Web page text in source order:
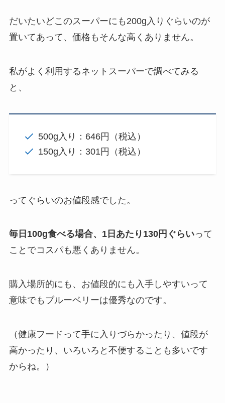
だいたいどこのスーパーにも200g入りぐらいのが
置いてあって、価格もそんな高くありません。
私がよく利用するネットスーパーで調べてみる
と、
500g入り：646円（税込）
150g入り：301円（税込）
ってぐらいのお値段感でした。
毎日100g食べる場合、1日あたり130円ぐらいって
ことでコスパも悪くありません。
購入場所的にも、お値段的にも入手しやすいって
意味でもブルーベリーは優秀なのです。
（健康フードって手に入りづらかったり、値段が
高かったり、いろいろと不便することも多いです
からね。）